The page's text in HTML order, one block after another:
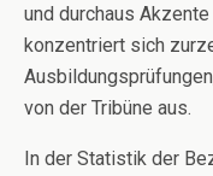
und durchaus
konzentriert sich
von der Tribüne aus.
In der Statistik der